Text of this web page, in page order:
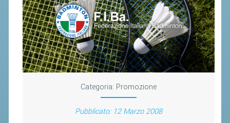
Categoria: Promozione
Pubblicato: 12 Marzo 2008
REGOLAMENTI
GARE
STAFF TECNICO
CLASSIFICHE 2016-2023
SCHEDE ATLETI